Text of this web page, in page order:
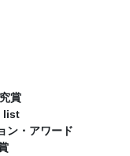
賞
list
ン・アワード